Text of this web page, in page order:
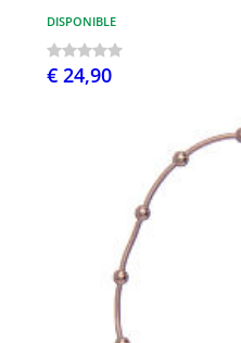
DISPONIBLE
€ 24,90